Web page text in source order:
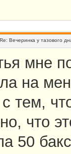
Re: Вечеринка у тазового
мне
на
с тем,
что
50